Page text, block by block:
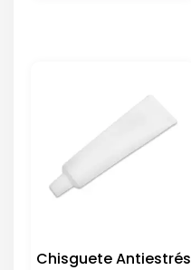
Chisguete Antiestrés